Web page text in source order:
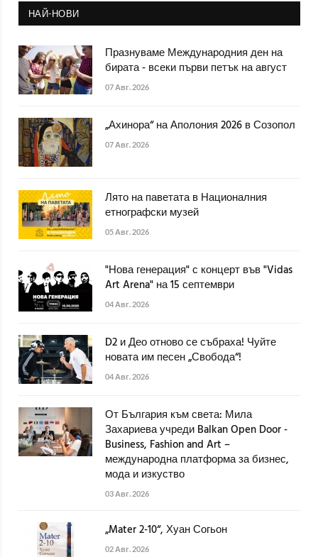
НАЙ-НОВИ
Празнуваме Международния ден на
бирата - всеки първи петък на август
07 Авг. 2026
„Ахинора“ на Аполония 2026 в Созопол
07 Авг. 2026
Лято на паветата в Националния
етнографски музей
05 Авг. 2026
"Нова генерация" с концерт във "Vidas
Art Arena" на 15 септември
04 Авг. 2026
D2 и Део отново се събраха! Чуйте
новата им песен „Свобода“!
04 Авг. 2026
От България към света: Мила
Захариева учреди Balkan Open Door -
Business, Fashion and Art –
международна платформа за бизнес,
мода и изкуство
03 Авг. 2026
„Mater 2-10“, Хуан Согьон
02 Авг. 2026